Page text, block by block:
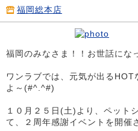
福岡総本店
福岡のみなさま！！お世話に
ワンラブでは、元気が出る
よ～(#^.^#)
１０月２５日(土)より、ペット
て、２周年感謝イベントを開催